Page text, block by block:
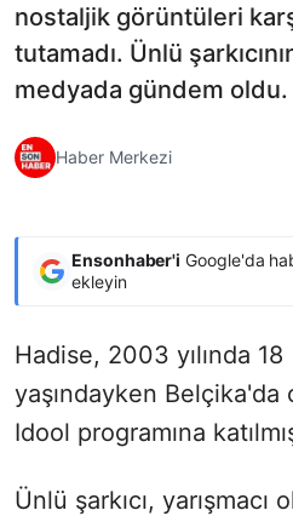
nostaljik görüntüleri
tutamadı. Ünlü
medyada gündem oldu.
Haber Merkezi
Ensonhaber'i Google'da
ekleyin
Hadise, 2003 yılında 18
yaşındayken
Idool programına
Ünlü şarkıcı, yarışmacı